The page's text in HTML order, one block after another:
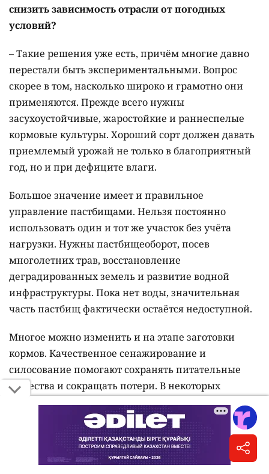
снизить зависимость отрасли от погодных
условий?
– Такие решения уже есть, причём многие давно
перестали быть экспериментальными. Вопрос
скорее в том, насколько широко и грамотно они
применяются. Прежде всего нужны
засухоустойчивые, жаростойкие и раннеспелые
кормовые культуры. Хороший сорт должен давать
приемлемый урожай не только в благоприятный
год, но и при дефиците влаги.
Большое значение имеет и правильное
управление пастбищами. Нельзя постоянно
использовать один и тот же участок без учёта
нагрузки. Нужны пастбищеоборот, посев
многолетних трав, восстановление
деградированных земель и развитие водной
инфраструктуры. Пока нет воды, значительная
часть пастбищ фактически остаётся недоступной.
Многое можно изменить и на этапе заготовки
кормов. Качественное сенажирование и
силосование помогают сохранять питательные
вещества и сокращать потери. В некоторых
хозяйствах оправданы гранулирование и
дополнительная переработка кормов, но здесь
обязательно нужно считать экономику. Не каждая
технология окупится в конкретных условиях.